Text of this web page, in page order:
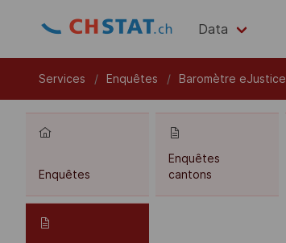
Data
Services Enquêtes Baromètre eJustice
Enquêtes
Enquêtes
cantons